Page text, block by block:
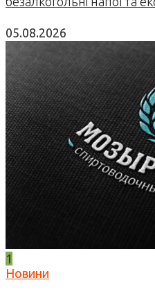
05.08.2026
1
Новини